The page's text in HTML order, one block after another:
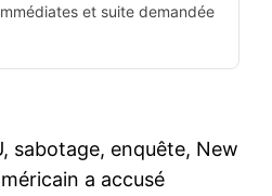
et suite demandée
sabotage, enquête, New
a accusé